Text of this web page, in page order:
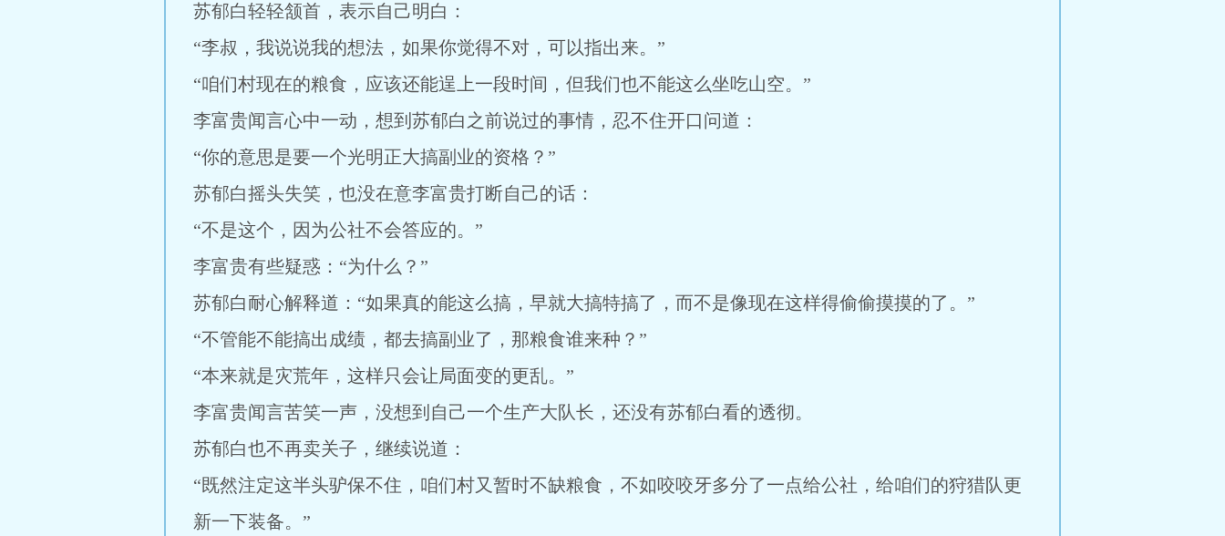
苏郁白轻轻颔首，表示自己明白：
“李叔，我说说我的想法，如果你觉得不对，可以指出来。”
“咱们村现在的粮食，应该还能逞上一段时间，但我们也不能这么坐吃山空。”
李富贵闻言心中一动，想到苏郁白之前说过的事情，忍不住开口问道：
“你的意思是要一个光明正大搞副业的资格？”
苏郁白摇头失笑，也没在意李富贵打断自己的话：
“不是这个，因为公社不会答应的。”
李富贵有些疑惑：“为什么？”
苏郁白耐心解释道：“如果真的能这么搞，早就大搞特搞了，而不是像现在这样得偷偷摸摸的了。”
“不管能不能搞出成绩，都去搞副业了，那粮食谁来种？”
“本来就是灾荒年，这样只会让局面变的更乱。”
李富贵闻言苦笑一声，没想到自己一个生产大队长，还没有苏郁白看的透彻。
苏郁白也不再卖关子，继续说道：
“既然注定这半头驴保不住，咱们村又暂时不缺粮食，不如咬咬牙多分了一点给公社，给咱们的狩猎队更
新一下装备。”